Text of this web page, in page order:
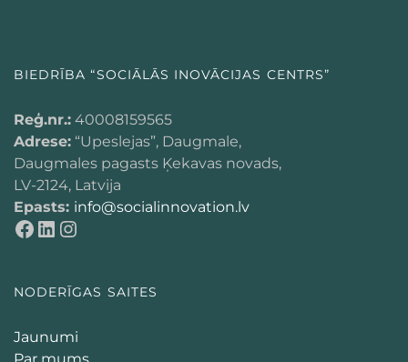
BIEDRĪBA “SOCIĀLĀS INOVĀCIJAS CENTRS”
Reģ.nr.: 40008159565
Adrese: “Upeslejas”, Daugmale,
Daugmales pagasts Ķekavas novads,
LV-2124, Latvija
Epasts: info@socialinnovation.lv
NODERĪGAS SAITES
Jaunumi